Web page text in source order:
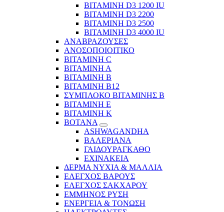
ΒΙΤΑΜΙΝΗ D3 1200 IU
ΒΙΤΑΜΙΝΗ D3 2200
ΒΙΤΑΜΙΝΗ D3 2500
BITAMINH D3 4000 IU
ΑΝΑΒΡΑΖΟΥΣΕΣ
ΑΝΟΣΟΠΟΙΟΙΤΙΚΟ
ΒΙΤΑΜΙΝΗ C
ΒΙΤΑΜΙΝΗ Α
ΒΙΤΑΜΙΝΗ Β
ΒΙΤΑΜΙΝΗ Β12
ΣΥΜΠΛΟΚΟ ΒΙΤΑΜΙΝΗΣ Β
ΒΙΤΑΜΙΝΗ Ε
ΒΙΤΑΜΙΝΗ Κ
ΒΟΤΑΝΑ
ASHWAGANDHA
ΒΑΛΕΡΙΑΝΑ
ΓΑΙΔΟΥΡΑΓΚΑΘΟ
ΕΧΙΝΑΚΕΙΑ
ΔΕΡΜΑ ΝΥΧΙΑ & ΜΑΛΛΙΑ
ΕΛΕΓΧΟΣ ΒΑΡΟΥΣ
ΕΛΕΓΧΟΣ ΣΑΚΧΑΡΟΥ
ΕΜΜΗΝΟΣ ΡΥΣΗ
ΕΝΕΡΓΕΙΑ & ΤΟΝΩΣΗ